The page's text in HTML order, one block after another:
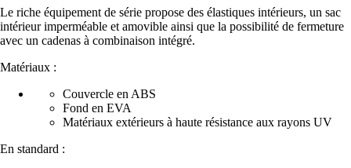
Le riche équipement de série propose des élastiques intérieurs, un sac
intérieur imperméable et amovible ainsi que la possibilité de fermeture
avec un cadenas à combinaison intégré.
Matériaux :
Couvercle en ABS
Fond en EVA
Matériaux extérieurs à haute résistance aux rayons UV
En standard :